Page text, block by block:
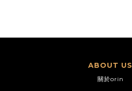
ABOUT US
關於orin